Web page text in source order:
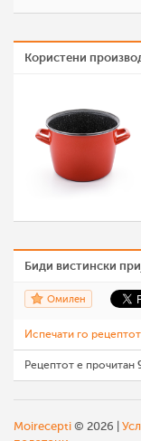
Користени
Биди вистински
Омилен
Испечати го рецептот
Рецептот е прочитан
Moirecepti © 2026 |